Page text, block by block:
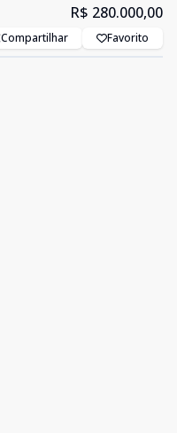
R$ 280.000,00
Compartilhar Favorito